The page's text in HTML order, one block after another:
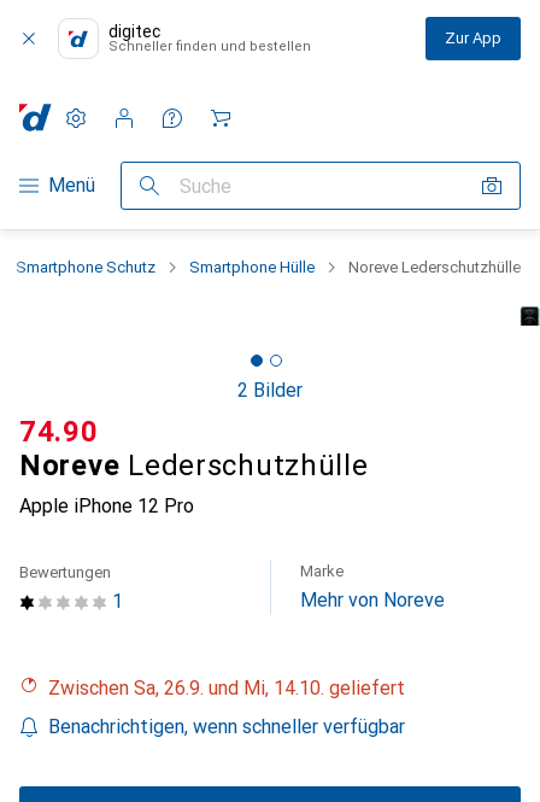
digitec
Schneller finden und bestellen Zur App
Navigation nach Kategorien
Menü Suche
Einstellungen
Kundenkonto
Vergleichslisten
Merklisten
Warenkorb
Smartphone Schutz Smartphone Hülle Noreve Lederschutzhülle
2 Bilder
Noreve Lederschutzhülle
Apple iPhone 12 Pro
CHF
74.90
1
Bewertungen Marke
Mehr von Noreve
Zwischen Sa, 26.9. und Mi, 14.10. geliefert
Benachrichtigen, wenn schneller verfügbar